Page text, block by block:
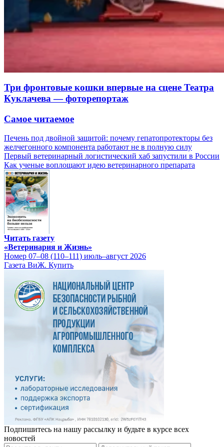
Три фронтовые кошки впервые на сцене Театра
Куклачева — фоторепортаж
Самое читаемое
Печень под двойной защитой: почему гепатопротекторы без
желчегонного компонента работают не в полную силу
Первый ветеринарный логистический хаб запустили в России
Как ученые воплощают идею ветеринарного препарата
Читать газету
«Ветеринария и Жизнь»
Номер 07–08 (110–111) июль–август 2026
Газета ВиЖ. Купить
Подпишитесь на нашу рассылку и будьте в курсе всех
новостей